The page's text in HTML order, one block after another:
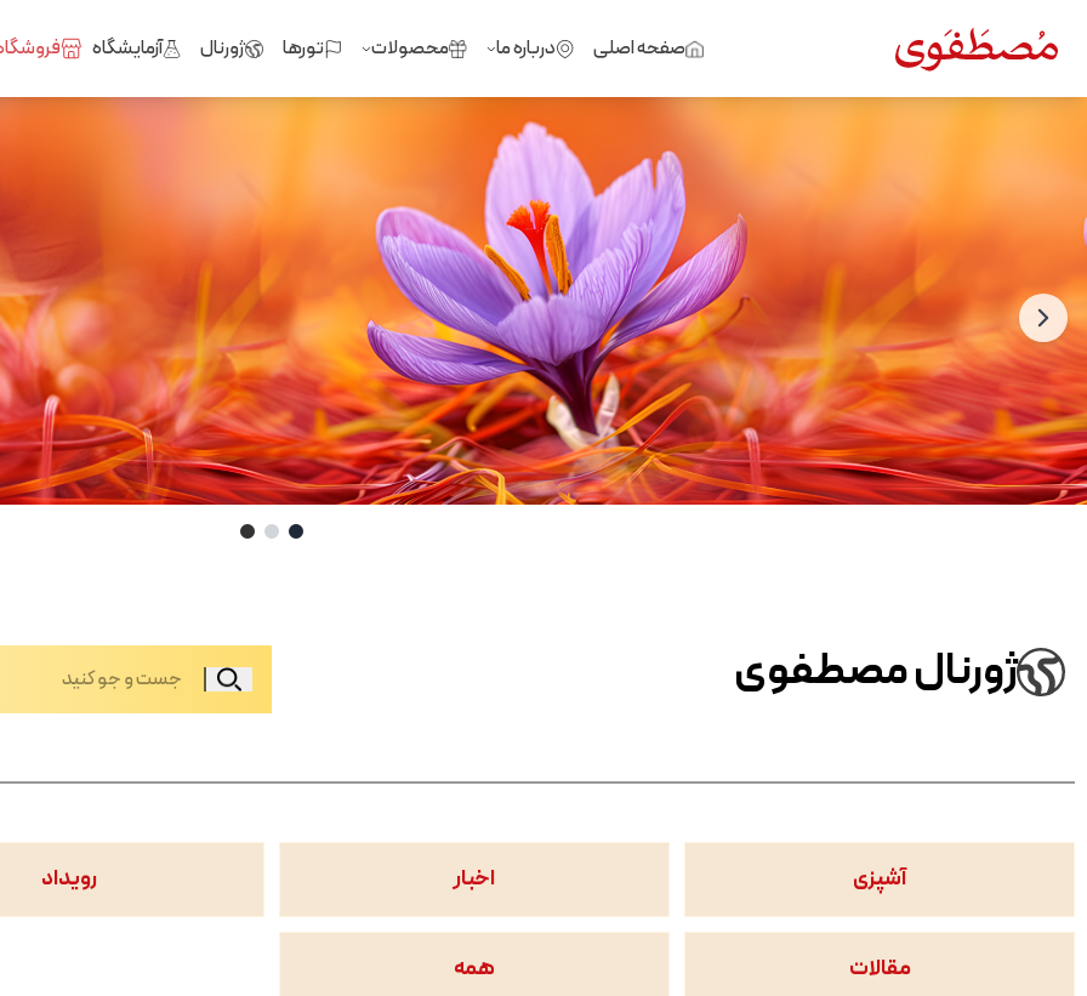
صفحه اصلی درباره ما محصولات تورها ژورنال آزمایشگاه
ژورنال مصطفوی
آشپزی اخبار رویداد
مقالات همه